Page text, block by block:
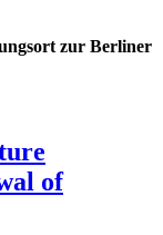
zur Berliner
of